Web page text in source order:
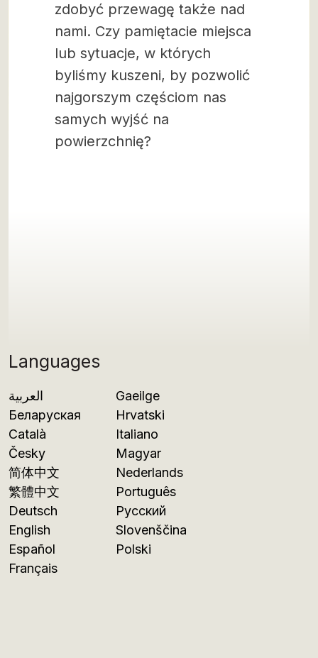
Languages
العربية
Беларуская
Català
Česky
简体中文
繁體中文
Deutsch
English
Español
Français
Gaeilge
Hrvatski
Italiano
Magyar
Nederlands
Português
Русский
Slovenščina
Polski
zdobyć przewagę także nad
nami. Czy pamiętacie miejsca
lub sytuacje, w których
byliśmy kuszeni, by pozwolić
najgorszym częściom nas
samych wyjść na
powierzchnię?